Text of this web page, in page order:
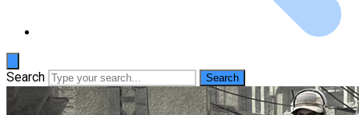
Search